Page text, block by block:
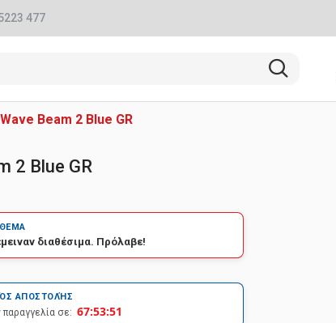
477
Beam 2 Blue GR
2 Blue GR
διαθέσιμα. Πρόλαβε!
ΑΠΟΣΤΟΛΉΣ
σε: 67:53:51